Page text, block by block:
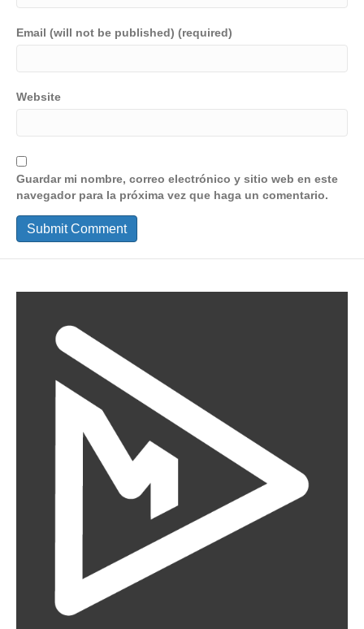
Email (will not be published) (required)
Website
Guardar mi nombre, correo electrónico y sitio web en este
navegador para la próxima vez que haga un comentario.